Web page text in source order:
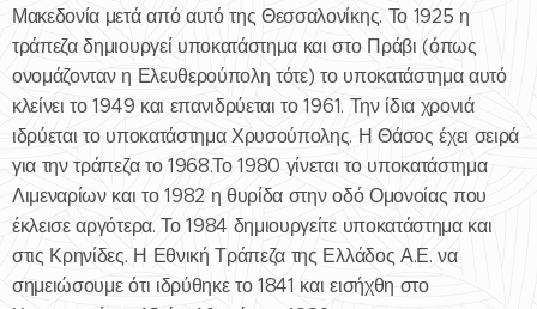
Μακεδονία μετά από αυτό της Θεσσαλονίκης. Το 1925 η
τράπεζα δημιουργεί υποκατάστημα και στο Πράβι (όπως
ονομάζονταν η Ελευθερούπολη τότε) το υποκατάστημα αυτό
κλείνει το 1949 και επανιδρύεται το 1961. Την ίδια χρονιά
ιδρύεται το υποκατάστημα Χρυσούπολης. Η Θάσος έχει σειρά
για την τράπεζα το 1968.Το 1980 γίνεται το υποκατάστημα
Λιμεναρίων και το 1982 η θυρίδα στην οδό Ομονοίας που
έκλεισε αργότερα. Το 1984 δημιουργείτε υποκατάστημα και
στις Κρηνίδες. Η Εθνική Τράπεζα της Ελλάδος Α.Ε. να
σημειώσουμε ότι ιδρύθηκε το 1841 και εισήχθη στο